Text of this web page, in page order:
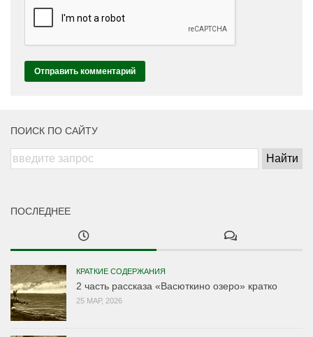
ПОИСК ПО САЙТУ
ПОСЛЕДНЕЕ
КРАТКИЕ СОДЕРЖАНИЯ
2 часть рассказа «Васюткино озеро» кратко
25 МАР, 2026